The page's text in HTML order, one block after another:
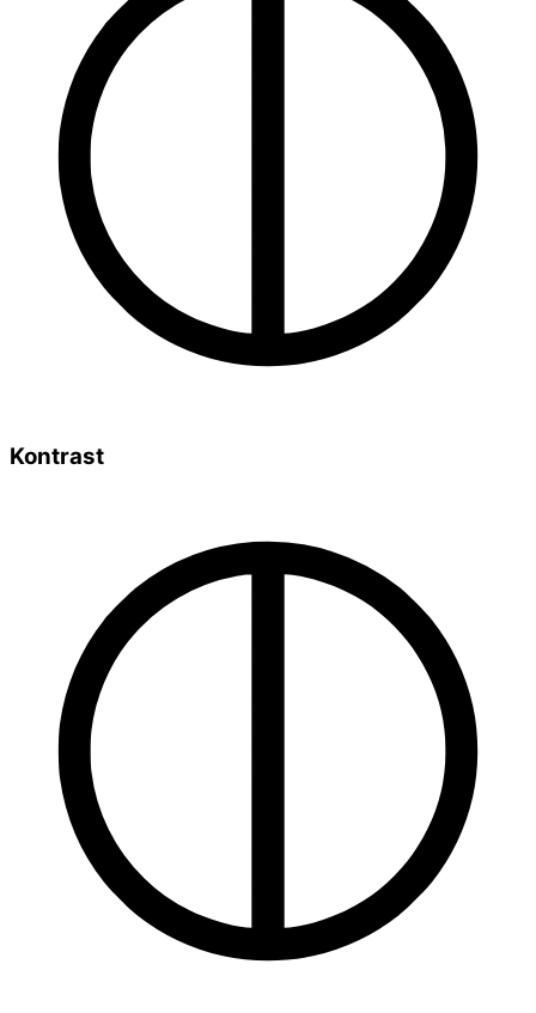
Kontrast